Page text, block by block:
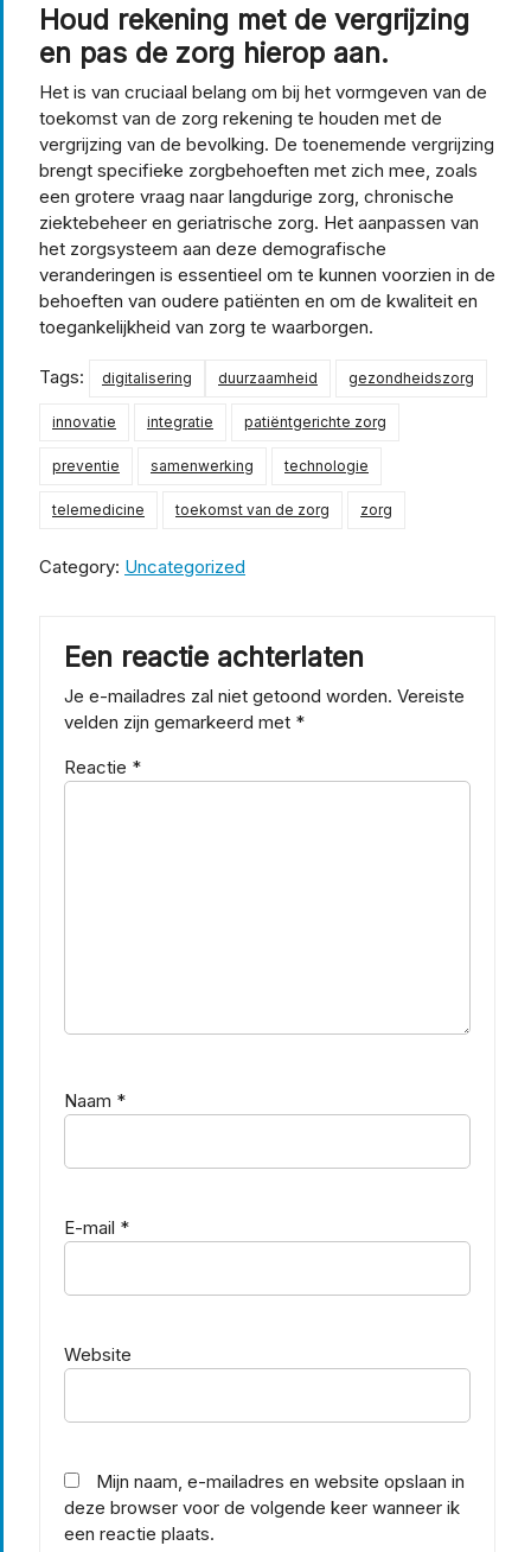
Houd rekening met de vergrijzing
en pas de zorg hierop aan.
Het is van cruciaal belang om bij het vormgeven van de
toekomst van de zorg rekening te houden met de
vergrijzing van de bevolking. De toenemende vergrijzing
brengt specifieke zorgbehoeften met zich mee, zoals
een grotere vraag naar langdurige zorg, chronische
ziektebeheer en geriatrische zorg. Het aanpassen van
het zorgsysteem aan deze demografische
veranderingen is essentieel om te kunnen voorzien in de
behoeften van oudere patiënten en om de kwaliteit en
toegankelijkheid van zorg te waarborgen.
Tags: digitalisering duurzaamheid gezondheidszorg
innovatie integratie patiëntgerichte zorg
preventie samenwerking technologie
telemedicine toekomst van de zorg zorg
Category: Uncategorized
Een reactie achterlaten
Je e-mailadres zal niet getoond worden. Vereiste
velden zijn gemarkeerd met *
Reactie *
Naam *
E-mail *
Website
Mijn naam, e-mailadres en website opslaan in
deze browser voor de volgende keer wanneer ik
een reactie plaats.